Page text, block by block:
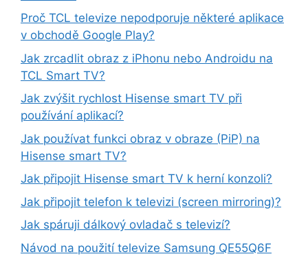
Proč TCL televize nepodporuje některé aplikace
v obchodě Google Play?
Jak zrcadlit obraz z iPhonu nebo Androidu na
TCL Smart TV?
Jak zvýšit rychlost Hisense smart TV při
používání aplikací?
Jak používat funkci obraz v obraze (PiP) na
Hisense smart TV?
Jak připojit Hisense smart TV k herní konzoli?
Jak připojit telefon k televizi (screen mirroring)?
Jak spáruji dálkový ovladač s televizí?
Návod na použití televize Samsung QE55Q6F